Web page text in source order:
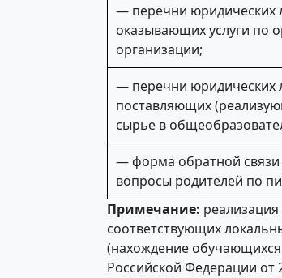
— перечни юридических
оказывающих услуги по
организации;
— перечни юридических
поставляющих
сырье в
— форма обратной связи
вопросы родителей по
Примечание:
соответствующих
(нахождение обучающихся
Российской Федерации от